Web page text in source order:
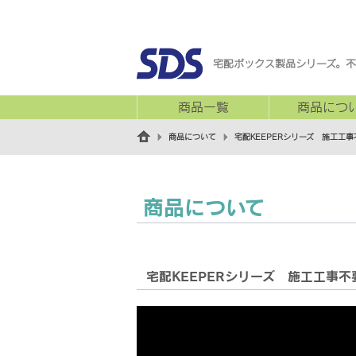
宅配ボックス製品シリーズ。
商品一覧 商品につ
商品について 宅配KEEPERシリーズ 施工工事
商品について
宅配KEEPERシリーズ 施工工事不